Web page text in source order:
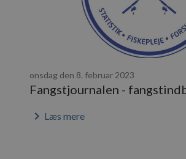
onsdag den 8. februar 2023
Fangstjournalen -
keyboard_arrow_right Læs mere